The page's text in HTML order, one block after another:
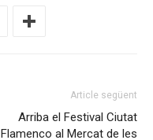
Article següent
Arriba el Festival Ciutat
Flamenco al Mercat de les